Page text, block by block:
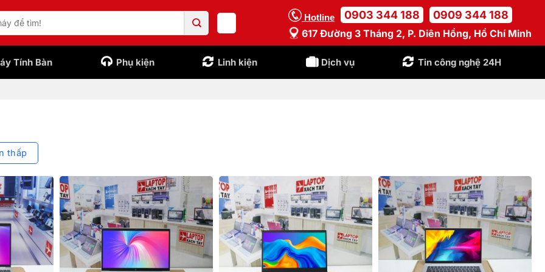
Hotline 0903 344 188 0909 344 188
617 Đường 3 Tháng 2, P. Diên Hồng, Hồ Chí Minh
Tính Bàn Phụ kiện Linh kiện Dịch vụ Tin công nghệ 24H
thấp